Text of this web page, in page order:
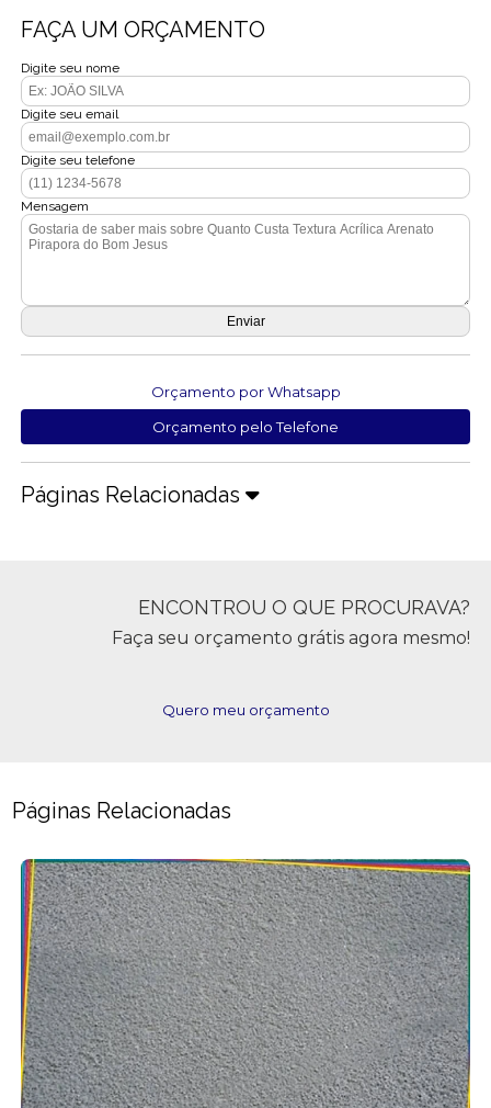
FAÇA UM ORÇAMENTO
Digite seu nome
Digite seu email
Digite seu telefone
Mensagem
Orçamento por Whatsapp
Orçamento pelo Telefone
Páginas Relacionadas
ENCONTROU O QUE PROCURAVA?
Faça seu orçamento grátis agora mesmo!
Quero meu orçamento
Páginas Relacionadas